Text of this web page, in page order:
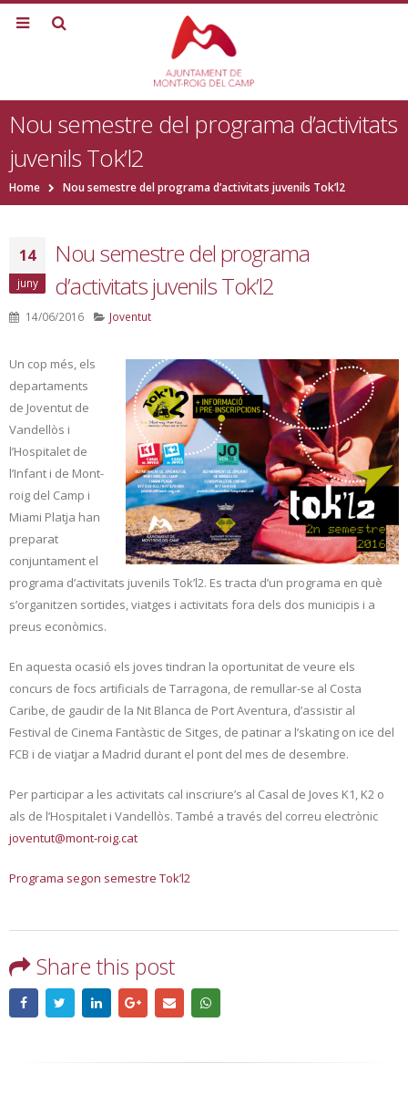
Nou semestre del programa d’activitats
juvenils Tok’l2
Home Nou semestre del programa d’activitats juvenils Tok’l2
14
juny
Nou semestre del programa
d’activitats juvenils Tok’l2
14/06/2016 Joventut
Un cop més, els
departaments
de Joventut de
Vandellòs i
l’Hospitalet de
l’Infant i de Mont-
roig del Camp i
Miami Platja han
preparat
conjuntament el
programa d’activitats juvenils Tok’l2. Es tracta d’un programa en què
s’organitzen sortides, viatges i activitats fora dels dos municipis i a
preus econòmics.
En aquesta ocasió els joves tindran la oportunitat de veure els
concurs de focs artificials de Tarragona, de remullar-se al Costa
Caribe, de gaudir de la Nit Blanca de Port Aventura, d’assistir al
Festival de Cinema Fantàstic de Sitges, de patinar a l’skating on ice del
FCB i de viatjar a Madrid durant el pont del mes de desembre.
Per participar a les activitats cal inscriure’s al Casal de Joves K1, K2 o
als de l’Hospitalet i Vandellòs. També a través del correu electrònic
joventut@mont-roig.cat
Programa segon semestre Tok’l2
Share this post